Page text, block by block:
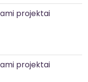
projektai
projektai